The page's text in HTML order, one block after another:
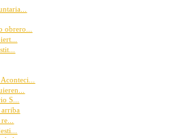
obrero...
S...
arriba